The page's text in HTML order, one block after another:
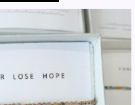
wariantów.
można
wybrać
na